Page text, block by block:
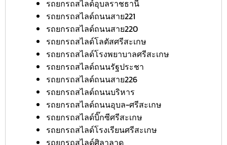
รถยกรถสไลด์อุบลราชธานี
รถยกรถสไลด์ถนนสาย221
รถยกรถสไลด์ถนนสาย220
รถยกรถสไลด์โลตัสศรีสะเกษ
รถยกรถสไลด์โรงพยาบาลศรีสะเกษ
รถยกรถสไลด์ถนนรัฐประชา
รถยกรถสไลด์ถนนสาย226
รถยกรถสไลด์ถนนบริหาร
รถยกรถสไลด์ถนนอุบล-ศรีสะเกษ
รถยกรถสไลด์บิ๊กซีศรีสะเกษ
รถยกรถสไลด์โรงเรียนศรีสะเกษ